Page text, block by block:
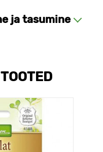
ja tasumine